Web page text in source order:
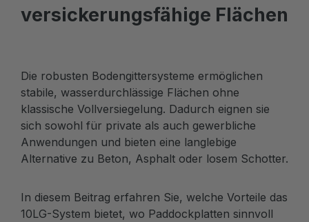
versickerungsfähige Flächen
Die robusten Bodengittersysteme ermöglichen
stabile, wasserdurchlässige Flächen ohne
klassische Vollversiegelung. Dadurch eignen sie
sich sowohl für private als auch gewerbliche
Anwendungen und bieten eine langlebige
Alternative zu Beton, Asphalt oder losem Schotter.
In diesem Beitrag erfahren Sie, welche Vorteile das
10LG-System bietet, wo Paddockplatten sinnvoll